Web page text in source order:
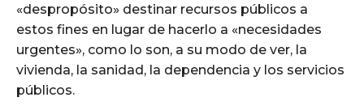
«despropósito» destinar recursos públicos a
estos fines en lugar de hacerlo a «necesidades
urgentes», como lo son, a su modo de ver, la
vivienda, la sanidad, la dependencia y los servicios
públicos.